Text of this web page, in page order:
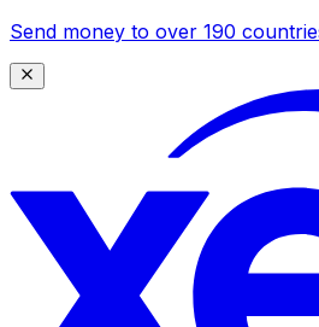
Send money to over 190